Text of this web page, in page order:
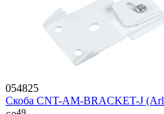
054825
Скоба CNT-AM-BRACKET-J